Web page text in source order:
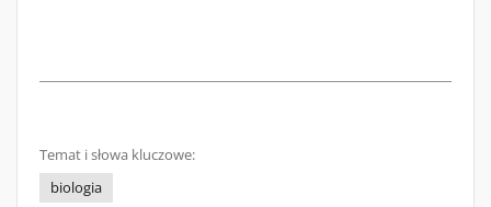
Temat i słowa kluczowe:
biologia